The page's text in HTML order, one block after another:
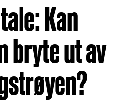
Kan
bryte ut av